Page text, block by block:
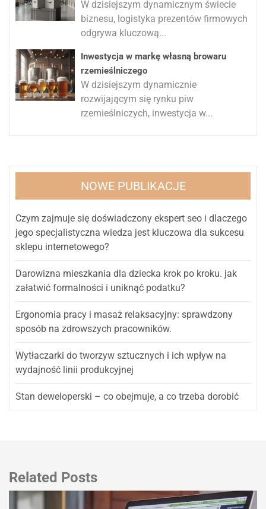
W dzisiejszym dynamicznym świecie
biznesu, logistyka prezentów firmowych
odgrywa kluczową...
Inwestycja w markę własną browaru
rzemieślniczego
W dzisiejszym dynamicznie
rozwijającym się rynku piw
rzemieślniczych, inwestycja w...
NOWE PUBLIKACJE
Czym zajmuje się doświadczony ekspert seo i dlaczego
jego specjalistyczna wiedza jest kluczowa dla sukcesu
sklepu internetowego?
Darowizna mieszkania dla dziecka krok po kroku. jak
załatwić formalności i uniknąć podatku?
Ergonomia pracy i masaż relaksacyjny: sprawdzony
sposób na zdrowszych pracowników.
Wytłaczarki do tworzyw sztucznych i ich wpływ na
wydajność linii produkcyjnej
Stan deweloperski – co obejmuje, a co trzeba dorobić
Related Posts